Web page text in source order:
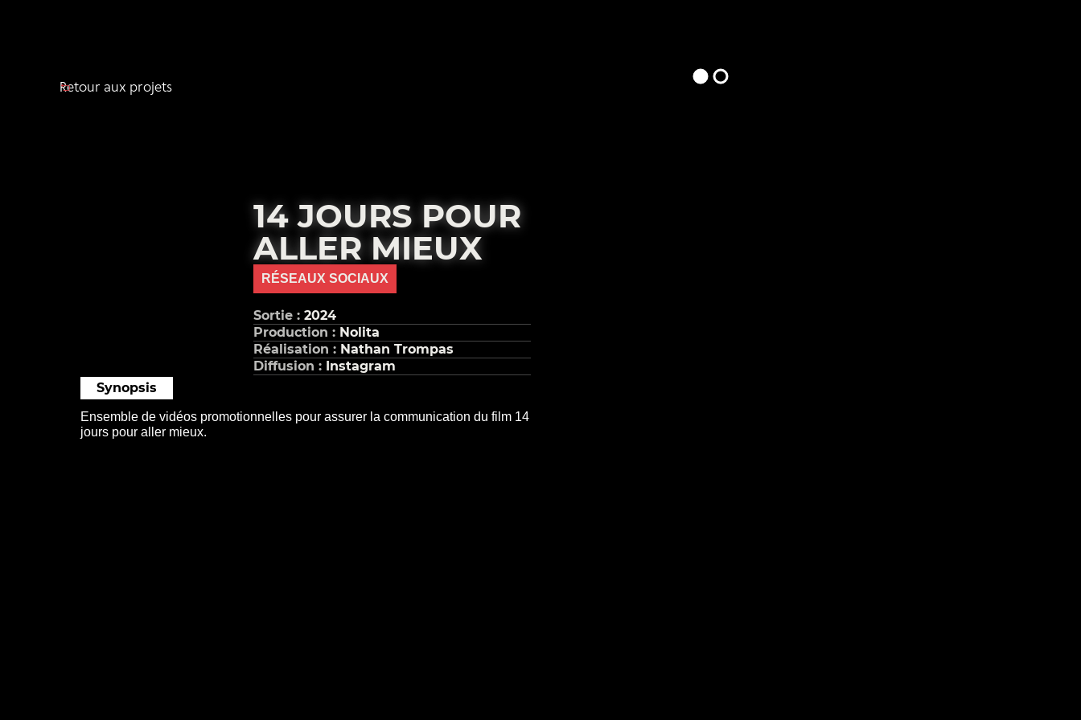
Retour aux projets
14 JOURS POUR
ALLER MIEUX
RÉSEAUX SOCIAUX
Sortie : 2024
Production : Nolita
Réalisation : Nathan Trompas
Diffusion : Instagram
Synopsis
Ensemble de vidéos promotionnelles pour assurer la communication du film 14
jours pour aller mieux.